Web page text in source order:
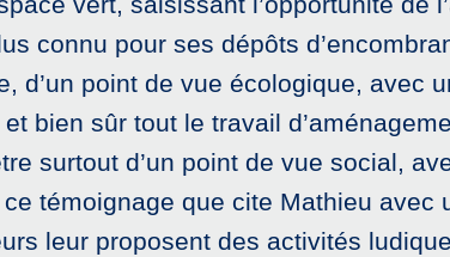
connu pour ses dépôts
d’un point de vue écologique, avec
bien sûr tout le travail
surtout d’un point de vue social,
témoignage que cite Mathieu avec
leur proposent des activités